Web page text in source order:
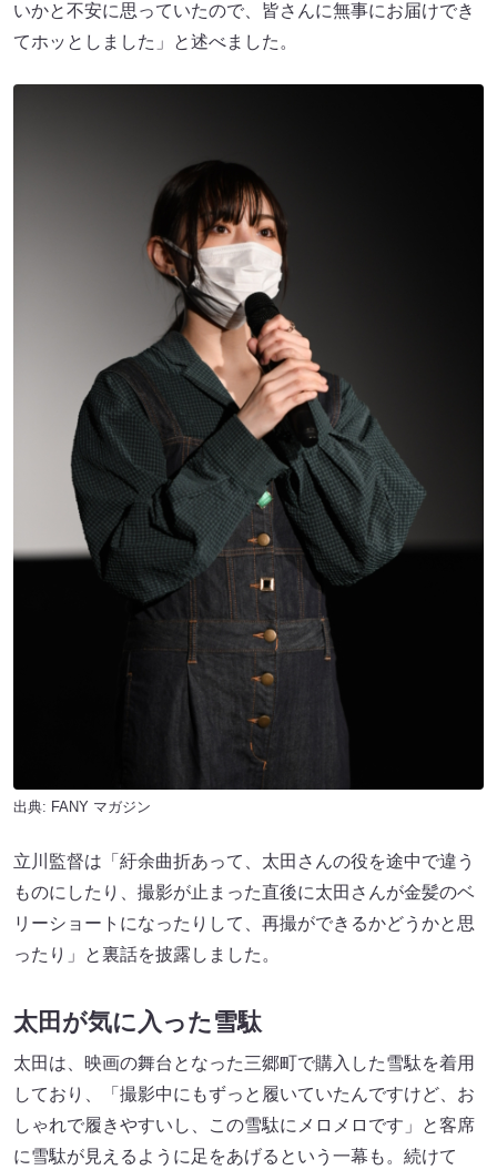
いかと不安に思っていたので、皆さんに無事にお届けでき
てホッとしました」と述べました。
出典: FANY マガジン
立川監督は「紆余曲折あって、太田さんの役を途中で違う
ものにしたり、撮影が止まった直後に太田さんが金髪のベ
リーショートになったりして、再撮ができるかどうかと思
ったり」と裏話を披露しました。
太田が気に入った雪駄
太田は、映画の舞台となった三郷町で購入した雪駄を着用
しており、「撮影中にもずっと履いていたんですけど、お
しゃれで履きやすいし、この雪駄にメロメロです」と客席
に雪駄が見えるように足をあげるという一幕も。続けて